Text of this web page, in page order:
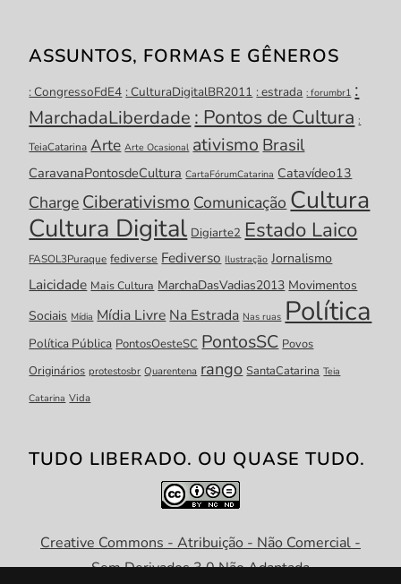
ASSUNTOS, FORMAS E GÊNEROS
: CongressoFdE4 : CulturaDigitalBR2011 : estrada : forumbr1 :
MarchadaLiberdade : Pontos de Cultura :
TeiaCatarina Arte Arte Ocasional ativismo Brasil
CaravanaPontosdeCultura CartaFórumCatarina Catavídeo13
Charge Ciberativismo Comunicação Cultura
Cultura Digital Digiarte2 Estado Laico
FASOL3Puraque fediverse Fediverso Ilustração Jornalismo
Laicidade Mais Cultura MarchaDasVadias2013 Movimentos
Sociais Mídia Mídia Livre Na Estrada Nas ruas Política
Política Pública PontosOesteSC PontosSC Povos
Originários protestosbr Quarentena rango SantaCatarina Teia
Catarina Vida
TUDO LIBERADO. OU QUASE TUDO.
Creative Commons - Atribuição - Não Comercial -
Sem Derivados 3.0 Não Adaptada